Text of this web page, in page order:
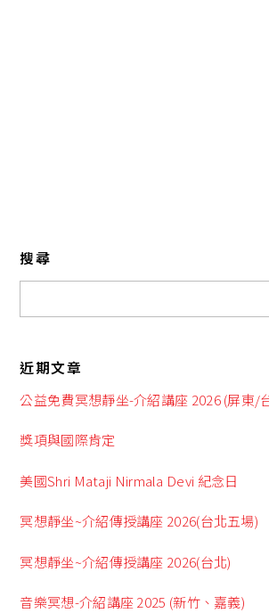
搜尋
近期文章
公益免費冥想靜坐-介紹講座 2026 (屏東/
獎項與國際肯定
美國Shri Mataji Nirmala Devi 紀念日
冥想靜坐~介紹傳授講座 2026(台北五場)
冥想靜坐~介紹傳授講座 2026(台北)
音樂冥想-介紹講座 2025 (新竹、嘉義)